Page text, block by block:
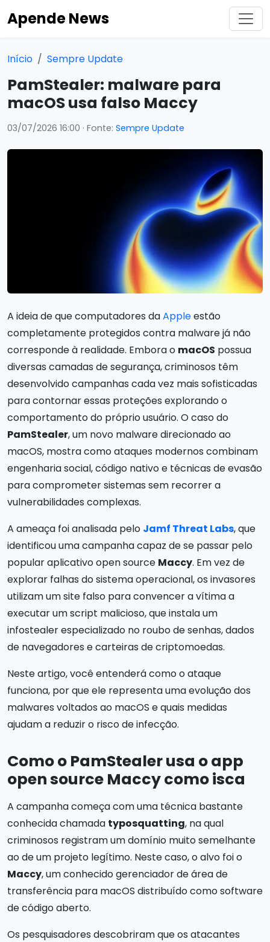
Apende News
Início Sempre Update
PamStealer: malware para
macOS usa falso Maccy
03/07/2026 16:00 · Fonte: Sempre Update
A ideia de que computadores daAppleestão
completamente protegidos contra malware já não
corresponde à realidade. Embora o macOS possua
diversas camadas de segurança, criminosos têm
desenvolvido campanhas cada vez mais sofisticadas
para contornar essas proteções explorando o
comportamento do próprio usuário. O caso do
PamStealer, um novo malware direcionado ao
macOS, mostra como ataques modernos combinam
engenharia social, código nativo e técnicas de evasão
para comprometer sistemas sem recorrer a
vulnerabilidades complexas.
A ameaça foi analisada pelo Jamf Threat Labs, que
identificou uma campanha capaz de se passar pelo
popular aplicativo open source Maccy. Em vez de
explorar falhas do sistema operacional, os invasores
utilizam um site falso para convencer a vítima a
executar um script malicioso, que instala um
infostealer especializado no roubo de senhas, dados
de navegadores e carteiras de criptomoedas.
Neste artigo, você entenderá como o ataque
funciona, por que ele representa uma evolução dos
malwares voltados ao macOS e quais medidas
ajudam a reduzir o risco de infecção.
Como o PamStealer usa o app
open source Maccy como isca
A campanha começa com uma técnica bastante
conhecida chamada typosquatting, na qual
criminosos registram um domínio muito semelhante
ao de um projeto legítimo. Neste caso, o alvo foi o
Maccy, um conhecido gerenciador de área de
transferência para macOS distribuído como software
de código aberto.
Os pesquisadores descobriram que os atacantes